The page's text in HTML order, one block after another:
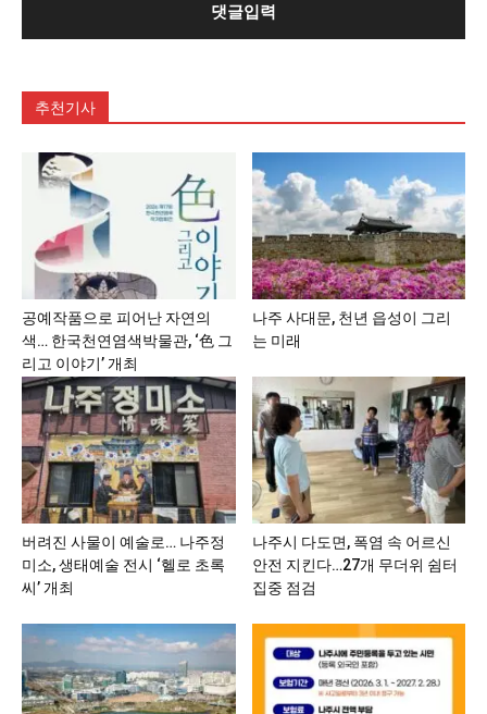
추천기사
공예작품으로 피어난 자연의
색… 한국천연염색박물관, ‘色 그
리고 이야기’ 개최
나주 사대문, 천년 읍성이 그리
는 미래
버려진 사물이 예술로… 나주정
미소, 생태예술 전시 ‘헬로 초록
씨’ 개최
나주시 다도면, 폭염 속 어르신
안전 지킨다…27개 무더위 쉼터
집중 점검